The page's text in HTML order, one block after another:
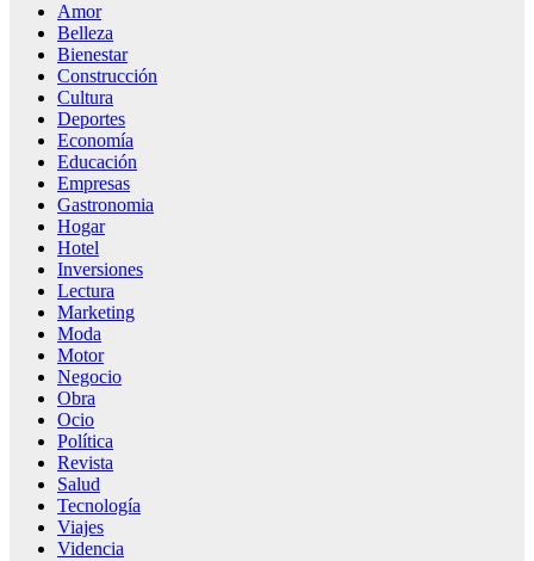
Amor
Belleza
Bienestar
Construcción
Cultura
Deportes
Economía
Educación
Empresas
Gastronomia
Hogar
Hotel
Inversiones
Lectura
Marketing
Moda
Motor
Negocio
Obra
Ocio
Política
Revista
Salud
Tecnología
Viajes
Videncia